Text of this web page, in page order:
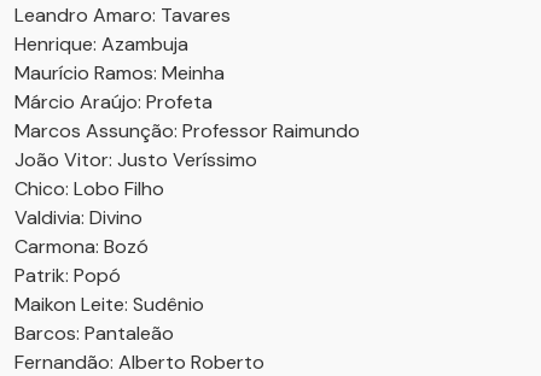
Leandro Amaro: Tavares
Henrique: Azambuja
Maurício Ramos: Meinha
Márcio Araújo: Profeta
Marcos Assunção: Professor Raimundo
João Vitor: Justo Veríssimo
Chico: Lobo Filho
Valdivia: Divino
Carmona: Bozó
Patrik: Popó
Maikon Leite: Sudênio
Barcos: Pantaleão
Fernandão: Alberto Roberto